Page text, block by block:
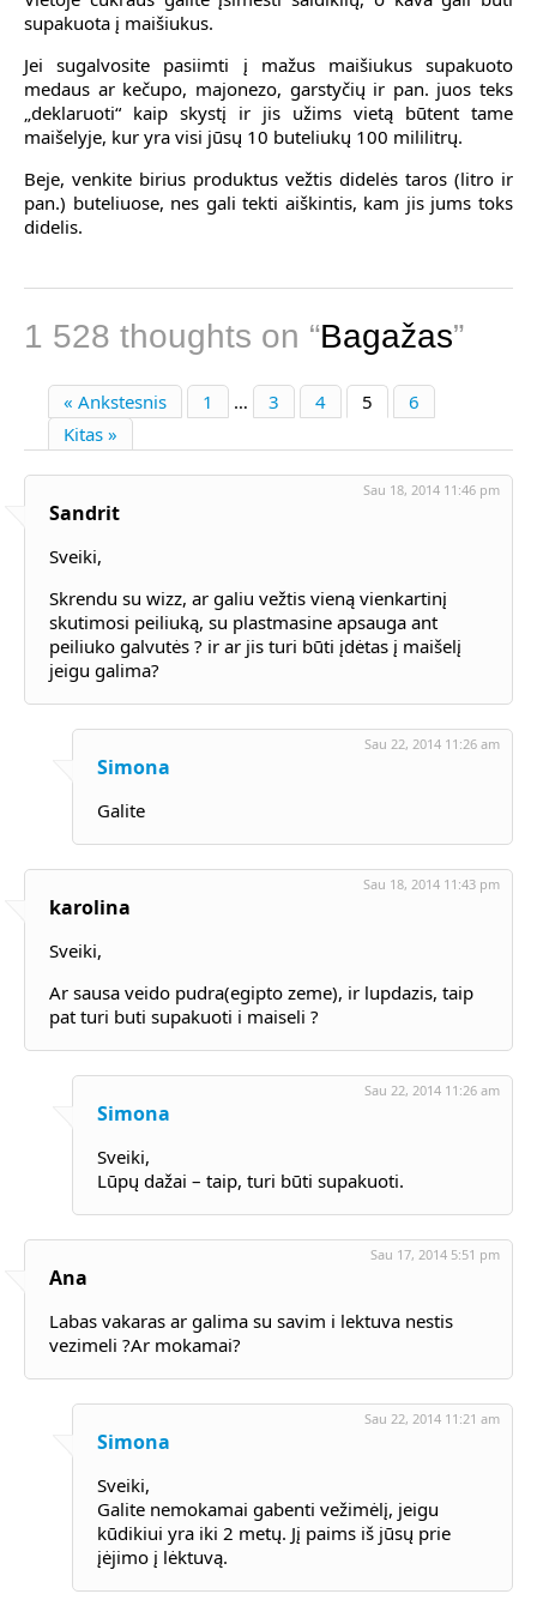
supakuota į maišiukus.
Jei sugalvosite pasiimti į mažus maišiukus supakuoto
medaus ar kečupo, majonezo, garstyčių ir pan. juos teks
„deklaruoti“ kaip skystį ir jis užims vietą būtent tame
maišelyje, kur yra visi jūsų 10 buteliukų 100 mililitrų.
Beje, venkite birius produktus vežtis didelės taros (litro ir
pan.) buteliuose, nes gali tekti aiškintis, kam jis jums toks
didelis.
000-104,
1Z0-060
200-125,
100-105,
200-310
350-018,
70-412
70-534
700-501,
70-461,
70-533
70-487
MB6-703
000-017
642-732
220-902
MB5-705
JN0-102
400-101
70-243
9L0-066
000-080
70-347
070-461
70-347
C_TFIN52_66
9L0-066
70-533
c2010-652
200-125
700-501
NSE4
70-462
70-462
350-001
1 528 thoughts on “Bagažas”
« Ankstesnis 1 … 3 4 5
6
Kitas »
Sandrit
Sau 18, 2014 11:46 pm
Sveiki,
Skrendu su wizz, ar galiu vežtis vieną vienkartinį
skutimosi peiliuką, su plastmasine apsauga ant
peiliuko galvutės ? ir ar jis turi būti įdėtas į maišelį
jeigu galima?
Simona
Sau 22, 2014 11:26 am
Galite
karolina
Sau 18, 2014 11:43 pm
Sveiki,
Ar sausa veido pudra(egipto zeme), ir lupdazis, taip
pat turi buti supakuoti i maiseli ?
Simona
Sau 22, 2014 11:26 am
Sveiki,
Lūpų dažai – taip, turi būti supakuoti.
Ana
Sau 17, 2014 5:51 pm
Labas vakaras ar galima su savim i lektuva nestis
vezimeli ?Ar mokamai?
Simona
Sau 22, 2014 11:21 am
Sveiki,
Galite nemokamai gabenti vežimėlį, jeigu
kūdikiui yra iki 2 metų. Jį paims iš jūsų prie
įėjimo į lėktuvą.